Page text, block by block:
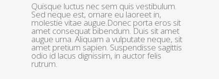
Donec Porta
ByLessIsMoreMusic
January 8, 2013
No Comments
Quisque luctus nec sem quis vestibulum.
Sed neque est, ornare eu laoreet in,
molestie vitae augue.Donec porta eros sit
amet consequat bibendum. Duis sit amet
augue urna. Aliquam a vulputate neque, sit
amet pretium sapien. Suspendisse sagittis
odio id lacus dignissim, in auctor felis
rutrum.